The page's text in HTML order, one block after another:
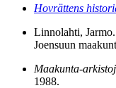
Hovrättens
Linnolahti, Jarmo.
Joensuun
Maakunta-
1988.